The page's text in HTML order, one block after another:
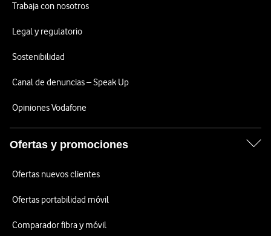
Trabaja con nosotros
Legal y regulatorio
Sostenibilidad
Canal de denuncias – Speak Up
Opiniones Vodafone
Ofertas y promociones
Ofertas nuevos clientes
Ofertas portabilidad móvil
Comparador fibra y móvil